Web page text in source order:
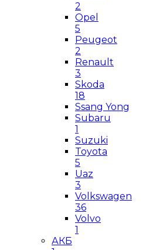
2
Opel
5
Peugeot
2
Renault
3
Skoda
18
Ssang Yong
Subaru
1
Suzuki
Toyota
5
Uaz
3
Volkswagen
36
Volvo
1
АКБ